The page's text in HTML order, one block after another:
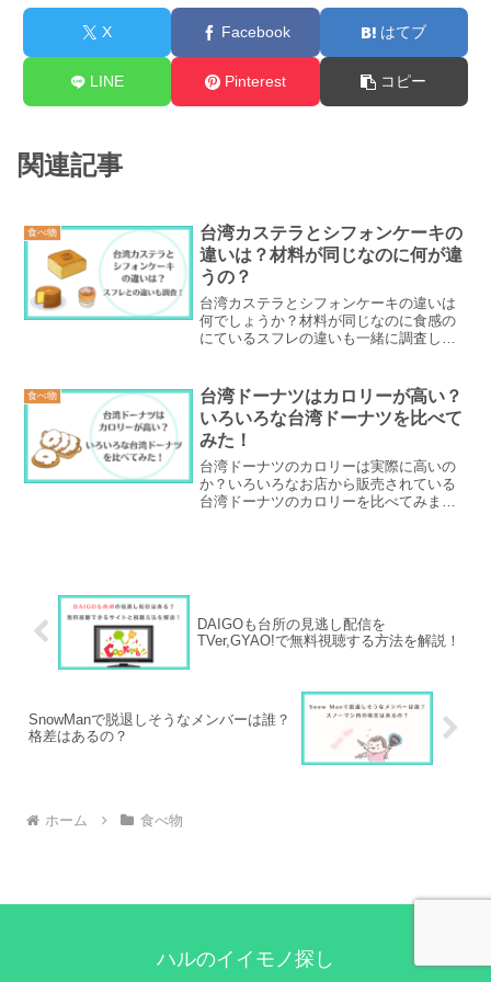
X Facebook はてブ
LINE Pinterest コピー
関連記事
食べ物
台湾カステラとシフォンケーキの
違いは？材料が同じなのに何が違
うの？
台湾カステラとシフォンケーキの違いは
何でしょうか？材料が同じなのに食感の
にているスフレの違いも一緒に調査して
食べ物
台湾ドーナツはカロリーが高い？
いろいろな台湾ドーナツを比べて
みた！
台湾ドーナツのカロリーは実際に高いの
か？いろいろなお店から販売されている
台湾ドーナツのカロリーを比べてみまし
DAIGOも台所の見逃し配信を
TVer,GYAO!で無料視聴する方法を解説！
SnowManで脱退しそうなメンバーは誰？
格差はあるの？
ホーム 食べ物
ハルのイイモノ探し